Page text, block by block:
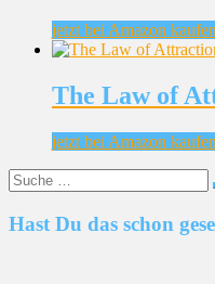
jetzt bei Amazon kaufen
The Law of
jetzt bei Amazon kaufen
Suche
nach:
Hast Du das schon